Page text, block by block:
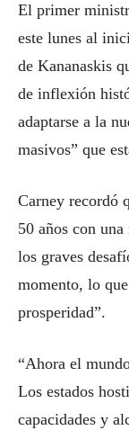
El primer
este lunes al
de Kananaskis
de inflexión
adaptarse a la
masivos” que
Carney recordó
50 años con
los graves
momento, lo
prosperidad”.
“Ahora el
Los estados
capacidades y